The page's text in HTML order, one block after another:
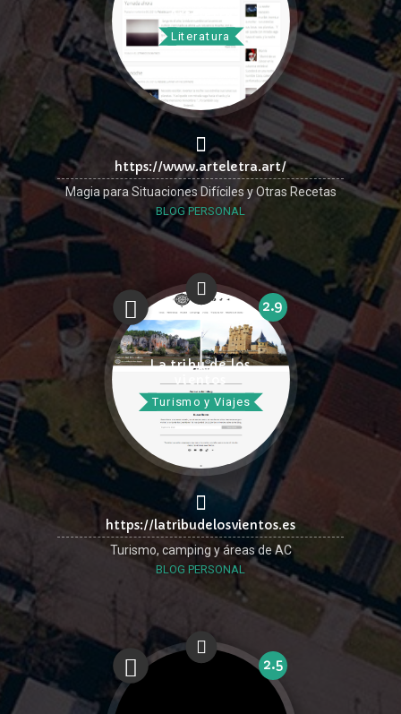
Arteletra
Literatura
https://www.arteletra.art/
Magia para Situaciones Difíciles y Otras Recetas
BLOG PERSONAL
2.9
La tribu de los
vientos
Turismo y Viajes
https://latribudelosvientos.es
Turismo, camping y áreas de AC
BLOG PERSONAL
2.5